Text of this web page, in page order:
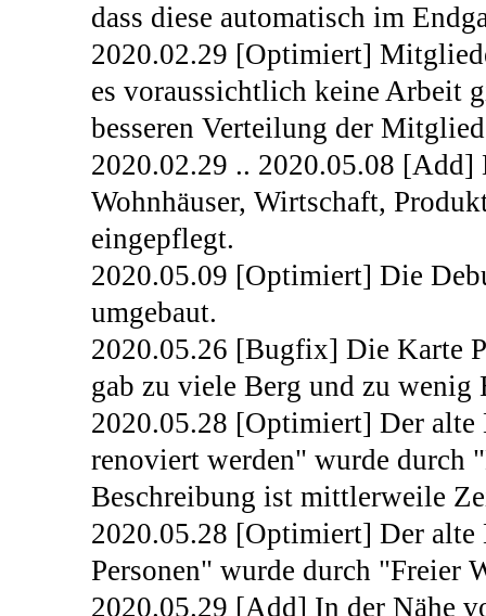
dass diese automatisch im
2020.02.29 [Optimiert]
es voraussichtlich keine Arbeit
besseren Verteilung der
2020.02.29 .. 2020.05.08
Wohnhäuser, Wirtschaft,
eingepflegt.
2020.05.09 [Optimiert] Die
umgebaut.
2020.05.26 [Bugfix] Die Karte
gab zu viele Berg und zu wenig
2020.05.28 [Optimiert] Der alte
renoviert werden" wurde durch
Beschreibung ist mittlerweile
2020.05.28 [Optimiert] Der
Personen" wurde durch "Freier
2020.05.29 [Add] In der Nähe